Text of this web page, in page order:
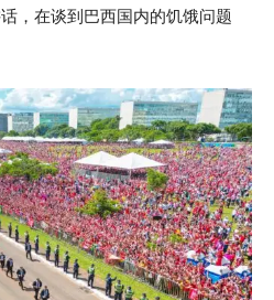
，在谈到巴西国内的饥饿问题